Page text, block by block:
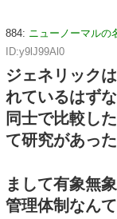
884: ニューノーマルの
ID:y9lJ99Al0
ジェネリック
れているはず
同士で比較し
て研究があっ
まして有象無
管理体制なん